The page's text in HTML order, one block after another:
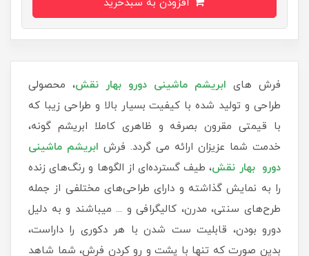
فرش های ابریشم ماشینی دورو بهار نقش، محصولی
طراحی و تولید شده با کیفیت بسیار بالا و طراحی زیبا که
با قیمتی مقرون بصرفه و ظاهری کاملا ابریشم گونه،
خدمت شما عزیزان ارائه می گردد. فرش ابریشم ماشینی
دورو بهار نقش، طیف گسترده‌ای از الگوها و رنگ‌های زنده
را به نمایش گذاشته و دارای طراحی‌های مختلفی از جمله
طرح‌های سنتی، مدرن، کالیگرافی و ... میباشند و به دلیل
دورو بودن، قابلیت ست شدن با هر دکوری را داراست،
بدین صورت که تنها با پشت و رو کردن فرش، شما شاهد